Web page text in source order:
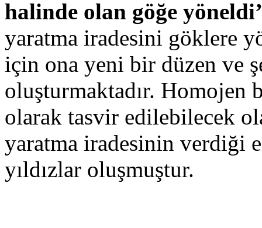
halinde olan göğe
yaratma iradesini göklere
için ona yeni bir düzen ve
oluşturmaktadır. Homojen
olarak tasvir edilebilecek
yaratma iradesinin verdiği
yıldızlar oluşmuştur.